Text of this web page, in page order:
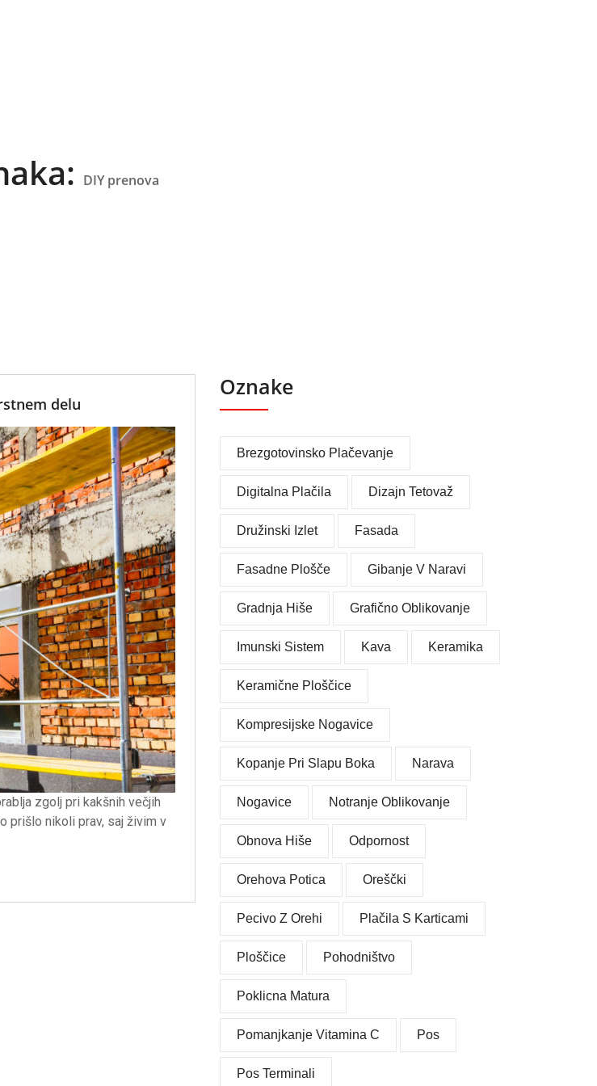
DIY prenova
delu
zgolj pri kakšnih večjih
prišlo nikoli prav, saj živim v
Oznake
Brezgotovinsko Plačevanje
Digitalna Plačila Dizajn Tetovaž
Družinski Izlet Fasada
Fasadne Plošče Gibanje V Naravi
Gradnja Hiše Grafično Oblikovanje
Imunski Sistem Kava Keramika
Keramične Ploščice
Kompresijske Nogavice
Kopanje Pri Slapu Boka Narava
Nogavice Notranje Oblikovanje
Obnova Hiše Odpornost
Orehova Potica Oreščki
Pecivo Z Orehi Plačila S Karticami
Ploščice Pohodništvo
Poklicna Matura
Pomanjkanje Vitamina C Pos
Pos Terminali